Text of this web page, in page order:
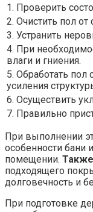
1. Проверить
2. Очистить пол
3. Устранить
4. При
влаги и гниения.
5. Обработать
усиления
6. Осуществить
7. Правильно
При выполнении
особенности бани
помещении. Также
подходящего
долговечность и
При подготовке